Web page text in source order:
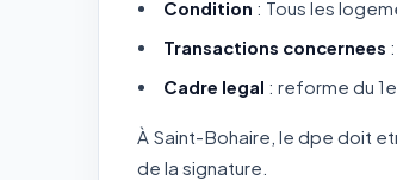
Condition : Tous les
Transactions concernees
Cadre legal : reforme du
À Saint-Bohaire, le dpe doit
de la signature.